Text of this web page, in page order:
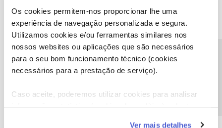
Os cookies permitem-nos proporcionar lhe uma
experiência de navegação personalizada e segura.
Utilizamos cookies e/ou ferramentas similares nos
nossos websites ou aplicações que são necessários
para o seu bom funcionamento técnico (cookies
necessários para a prestação de serviço).
Caso aceite, poderemos utilizar cookies para analisar
Ver mais detalhes
Descubra as novidades de julho